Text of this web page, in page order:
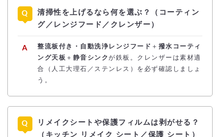
清掃性を上げるなら何を選ぶ？（コーティン
グ／レンジフード／クレンザー）
整流板付き・自動洗浄レンジフード ＋ 撥水コーティ
ング天板 ＋ 静音シンクが鉄板。クレンザーは素材適
合（人工大理石／ステンレス）を必ず確認しましょ
う。
リメイクシートや保護フィルムは剥がせる？
（キッチン リメイク シート／保護 シート）